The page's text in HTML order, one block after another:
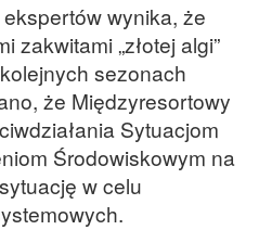
wynika, że
zakwitami „złotej algi”
sezonach
że Międzyresortowy
Sytuacjom
Środowiskowym na
w celu